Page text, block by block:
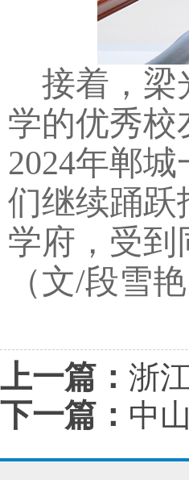
接着，梁
学的优秀校
2024年郸城
们继续踊跃
学府，受到
（文/段雪艳
上一篇： 浙
下一篇： 中